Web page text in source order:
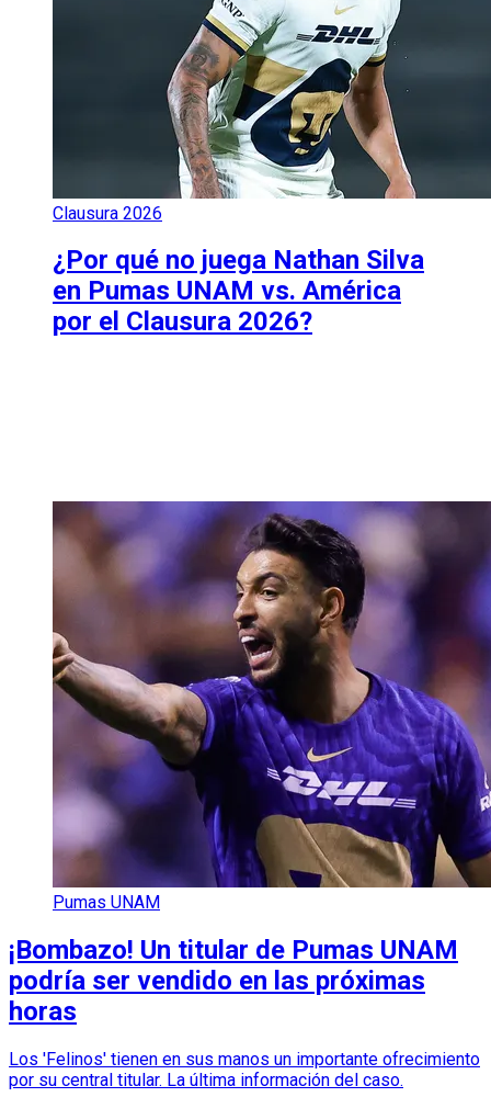
Clausura 2026
¿Por qué no juega Nathan Silva
en Pumas UNAM vs. América
por el Clausura 2026?
Pumas UNAM
¡Bombazo! Un titular de Pumas UNAM
podría ser vendido en las próximas
horas
Los 'Felinos' tienen en sus manos un importante ofrecimiento
por su central titular. La última información del caso.